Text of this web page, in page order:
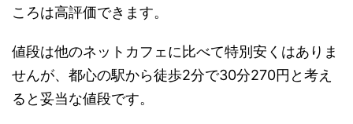
ころは高評価できます。
値段は他のネットカフェに比べて特別安くはありま
せんが、都心の駅から徒歩2分で30分270円と考え
ると妥当な値段です。